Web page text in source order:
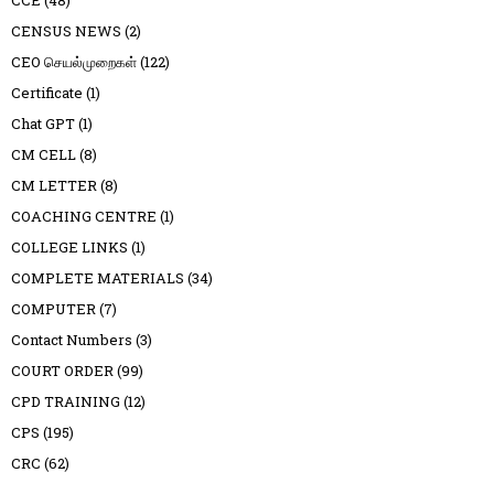
CENSUS NEWS (2)
CEO செயல்முறைகள்(122)
Certificate (1)
Chat GPT(1)
CM CELL(8)
CM LETTER(8)
COACHING CENTRE (1)
COLLEGE LINKS (1)
COMPLETE MATERIALS (34)
COMPUTER(7)
Contact Numbers (3)
COURT ORDER(99)
CPD TRAINING (12)
CPS (195)
CRC (62)